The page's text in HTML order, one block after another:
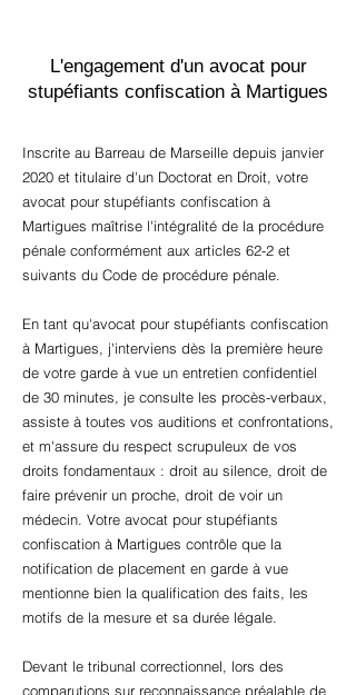
L'engagement d'un avocat pour
stupéfiants confiscation à Martigues
Inscrite au Barreau de Marseille depuis janvier
2020 et titulaire d'un Doctorat en Droit, votre
avocat pour stupéfiants confiscation à
Martigues maîtrise l'intégralité de la procédure
pénale conformément aux articles 62-2 et
suivants du Code de procédure pénale.
En tant qu'avocat pour stupéfiants confiscation
à Martigues, j'interviens dès la première heure
de votre garde à vue un entretien confidentiel
de 30 minutes, je consulte les procès-verbaux,
assiste à toutes vos auditions et confrontations,
et m'assure du respect scrupuleux de vos
droits fondamentaux : droit au silence, droit de
faire prévenir un proche, droit de voir un
médecin. Votre avocat pour stupéfiants
confiscation à Martigues contrôle que la
notification de placement en garde à vue
mentionne bien la qualification des faits, les
motifs de la mesure et sa durée légale.
Devant le tribunal correctionnel, lors des
comparutions sur reconnaissance préalable de